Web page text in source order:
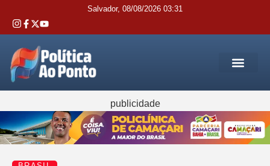
Salvador, 08/08/2026 03:31
publicidade